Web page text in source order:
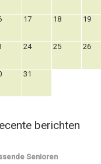
17 18 19
24 25 26
31
berichten
Senioren